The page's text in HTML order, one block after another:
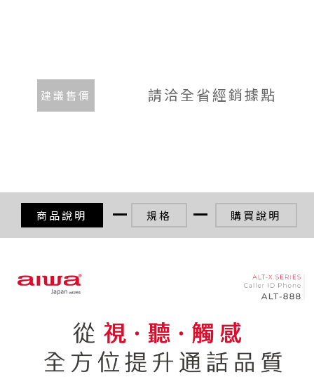
建議售價 請洽全省經銷據點
商品說明 規格 購買說明